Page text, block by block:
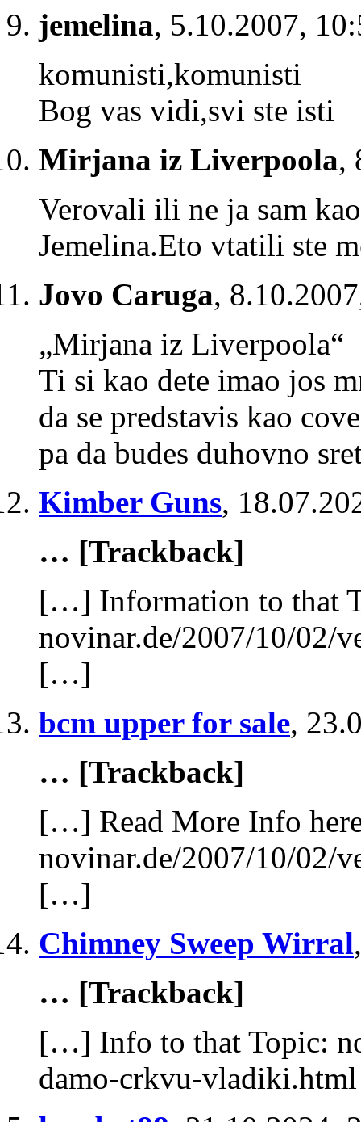
jemelina, 5.10.2007,
komunisti,komunisti
Bog vas vidi,svi ste isti
Mirjana iz Liverpoola,
Verovali ili ne ja sam
Jemelina.Eto vtatili ste
Jovo Caruga,
„Mirjana iz Liverpoola“
Ti si kao dete imao jos
da se predstavis kao
pa da budes duhovno
Kimber Guns,
… [Trackback]
[…] Information to that
novinar.de/2007/10/02/
[…]
bcm upper for sale,
… [Trackback]
[…] Read More Info
novinar.de/2007/10/02/
[…]
Chimney Sweep Wirral
… [Trackback]
[…] Info to that Topic:
damo-crkvu-